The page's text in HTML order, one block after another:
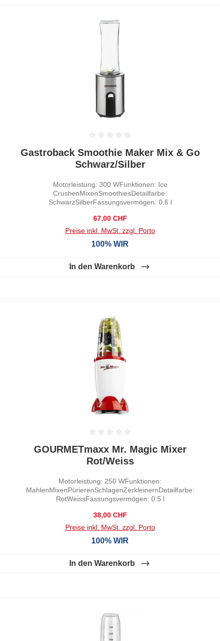
Durchschnittliche Bewertung von 0 von 5 Sternen
Gastroback Smoothie Maker Mix & Go
Schwarz/Silber
Motorleistung: 300 WFunktionen: Ice
CrushenMixenSmoothiesDetailfarbe:
SchwarzSilberFassungsvermögen: 0.6 l
Regulärer Preis:
67,00 CHF
Preise inkl. MwSt. zzgl. Porto
100% WIR
In den Warenkorb
Durchschnittliche Bewertung von 0 von 5 Sternen
GOURMETmaxx Mr. Magic Mixer
Rot/Weiss
Motorleistung: 250 WFunktionen:
MahlenMixenPürierenSchlagenZerkleinernDetailfarbe:
RotWeissFassungsvermögen: 0.5 l
Regulärer Preis:
38,00 CHF
Preise inkl. MwSt. zzgl. Porto
100% WIR
In den Warenkorb